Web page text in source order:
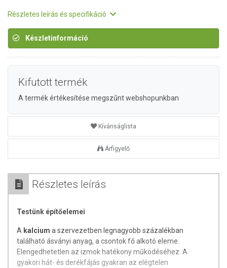
Részletes leírás és specifikáció
Készletinformáció
Kifutott termék
A termék értékesítése megszűnt webshopunkban
Kívánságlista
Árfigyelő
Részletes leírás
Testünk építőelemei
A kalcium a szervezetben legnagyobb százalékban
található ásványi anyag, a csontok fő alkotó eleme.
Elengedhetetlen az izmok hatékony működéséhez. A
gyakori hát- és derékfájás gyakran az elégtelen